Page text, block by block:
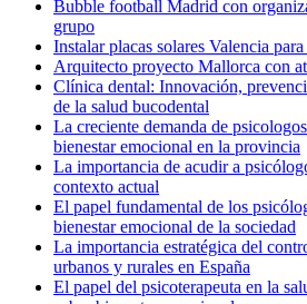
Bubble football Madrid con
grupo
Instalar placas solares Valencia
Arquitecto proyecto Mallorca con
Clínica dental: Innovación,
de la salud bucodental
La creciente demanda de
bienestar emocional en la provincia
La importancia de acudir a
contexto actual
El papel fundamental de los
bienestar emocional de la sociedad
La importancia estratégica del
urbanos y rurales en España
El papel del psicoterapeuta en la